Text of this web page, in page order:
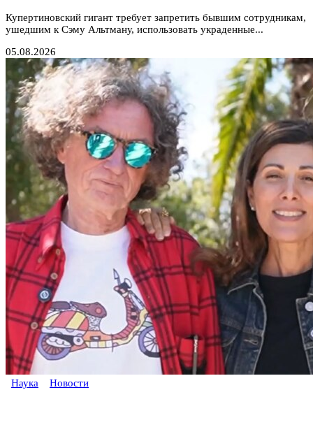
Купертиновский гигант требует запретить бывшим сотрудникам,
ушедшим к Сэму Альтману, использовать украденные...
05.08.2026
Наука Новости